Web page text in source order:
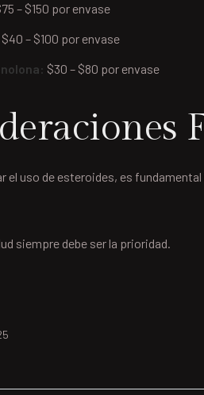
– $150 por envase
$40 – $100 por envase
$30 – $80 por envase
el uso de esteroides, es
siempre debe ser la prioridad.